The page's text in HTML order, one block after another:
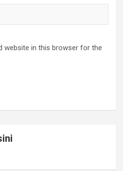
website in this browser for the